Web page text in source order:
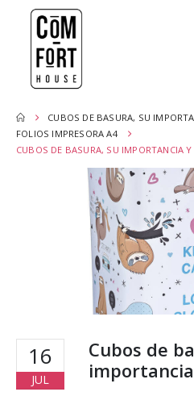
CUBOS DE BASURA, SU
FOLIOS IMPRESORA A4
CUBOS DE BASURA, SU IMPORTANCIA
16
JUL
Cubos de